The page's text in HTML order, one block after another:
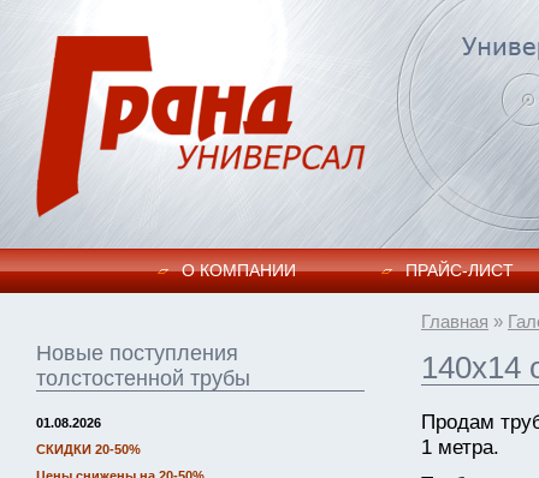
О КОМПАНИИ ПРАЙC-ЛИСТ
Новые поступления
толстостенной трубы
01.08.2026
СКИДКИ 20-50%
Главная »
140х14
Продам
1 метра.